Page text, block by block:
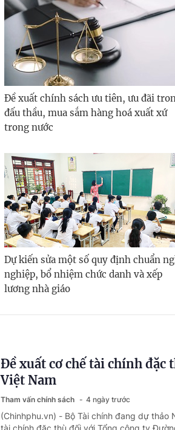
Đề xuất chính sách ưu tiên, ưu đãi
đấu thầu, mua sắm hàng hoá xuất xứ
trong nước
Dự kiến sửa một số quy định chuẩn
nghiệp, bổ nhiệm chức danh và xếp
lương nhà giáo
Đề xuất cơ chế tài chính đặc
Việt Nam
Tham vấn chính sách 4 ngày trước
(Chinhphu.vn) - Bộ Tài chính đang dự